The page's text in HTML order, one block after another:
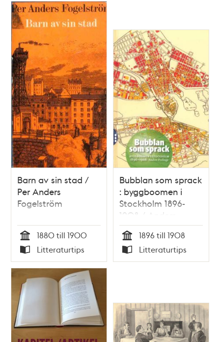
Barn av sin stad /
Per Anders
Fogelström
Tid
1880 till 1900
Typ
Litteraturtips
Bubblan som sprack
: byggboomen i
Stockholm 1896-
1908 / Anders
Perlinge
Tid
1896 till 1908
Typ
Litteraturtips